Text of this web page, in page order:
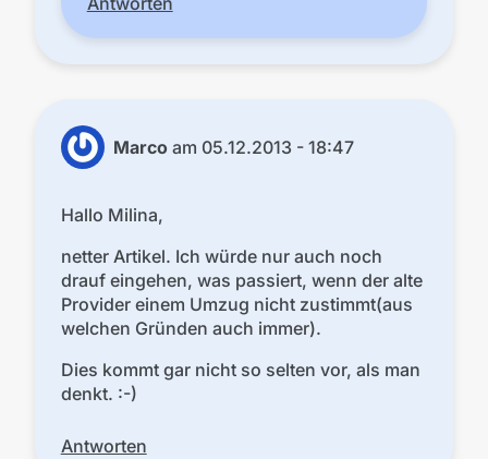
Marco am 05.12.2013 - 18:47
Hallo Milina,
netter Artikel. Ich würde nur auch noch
drauf eingehen, was passiert, wenn der alte
Provider einem Umzug nicht zustimmt(aus
welchen Gründen auch immer).
Dies kommt gar nicht so selten vor, als man
denkt. :-)
Antworten